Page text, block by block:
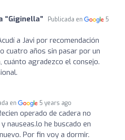
“Giginella” Publicada en
5
a Javi por recomendación
cuatro años sin pasar por un
cuánto agradezco el consejo.
en 5 years ago
operado de cadera no
nauseas.lo he buscado en
Por fin voy a dormir.